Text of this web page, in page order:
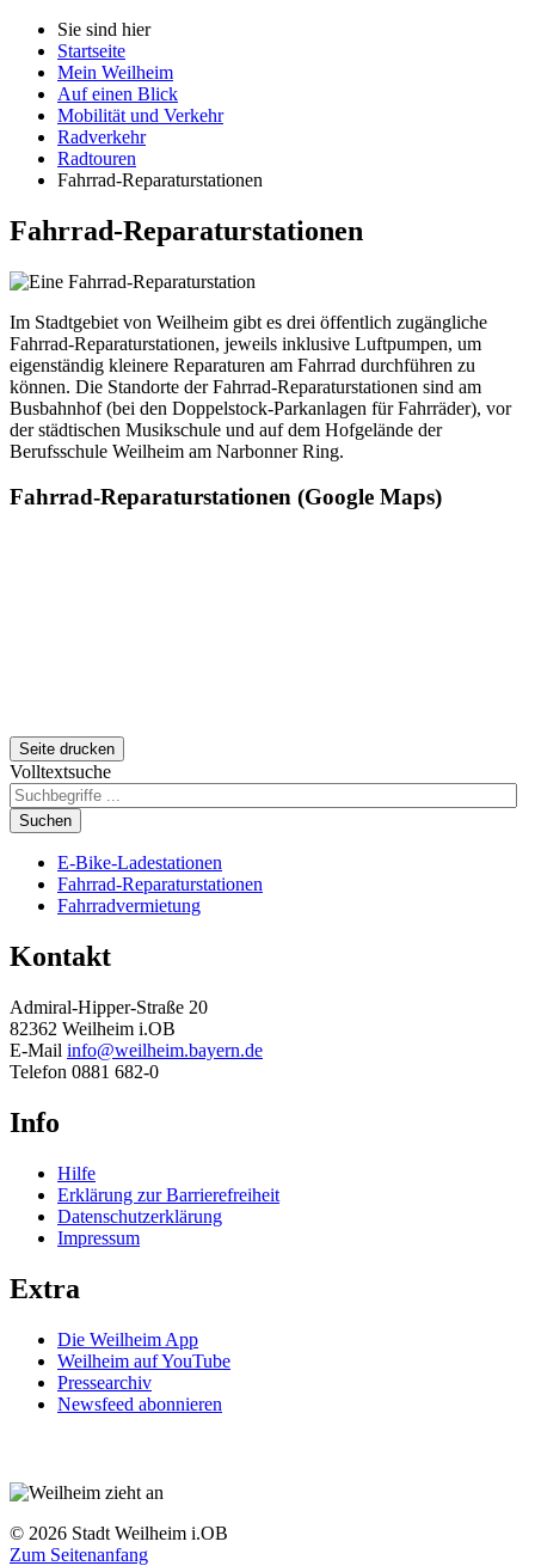
Sie sind hier
Startseite
Mein Weilheim
Auf einen Blick
Mobilität und Verkehr
Radverkehr
Radtouren
Fahrrad-Reparaturstationen
Fahrrad-Reparaturstationen
Im Stadtgebiet von Weilheim gibt es drei öffentlich zugängliche
Fahrrad-Reparaturstationen, jeweils inklusive Luftpumpen, um
eigenständig kleinere Reparaturen am Fahrrad durchführen zu
können. Die Standorte der Fahrrad-Reparaturstationen sind am
Busbahnhof (bei den Doppelstock-Parkanlagen für Fahrräder), vor
der städtischen Musikschule und auf dem Hofgelände der
Berufsschule Weilheim am Narbonner Ring.
Fahrrad-Reparaturstationen (Google Maps)
Seite drucken
Volltextsuche
Suchen
E-Bike-Ladestationen
Fahrrad-Reparaturstationen
Fahrradvermietung
Kontakt
Admiral-Hipper-Straße 20
82362 Weilheim i.OB
E-Mail info@weilheim.bayern.de
Telefon 0881 682-0
Info
Hilfe
Erklärung zur Barrierefreiheit
Datenschutzerklärung
Impressum
Extra
Die Weilheim App
Weilheim auf YouTube
Pressearchiv
Newsfeed abonnieren
© 2026 Stadt Weilheim i.OB
Zum Seitenanfang